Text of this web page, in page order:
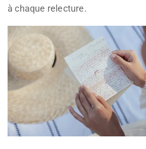
à chaque relecture.